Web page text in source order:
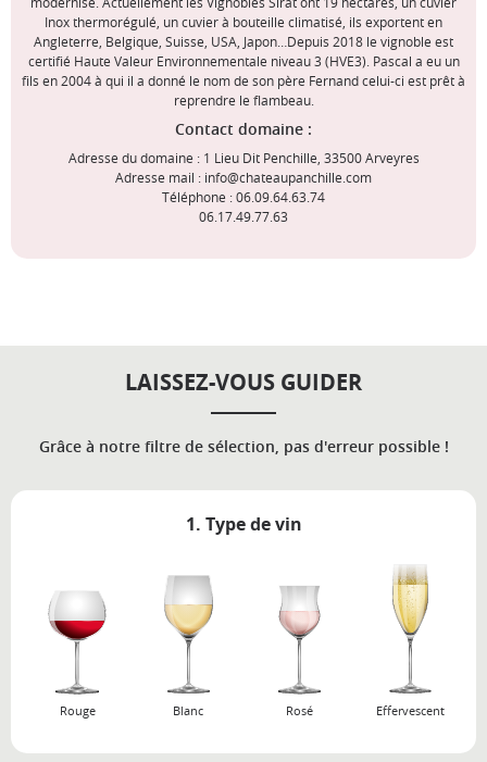
Inox thermorégulé, un cuvier à bouteille climatisé, ils exportent en
Angleterre, Belgique, Suisse, USA, Japon…Depuis 2018 le vignoble est
certifié Haute Valeur Environnementale niveau 3 (HVE3). Pascal a eu un
fils en 2004 à qui il a donné le nom de son père Fernand celui-ci est prêt à
reprendre le flambeau.
Contact domaine :
Adresse du domaine : 1 Lieu Dit Penchille, 33500 Arveyres
Adresse mail : info@chateaupanchille.com
Téléphone : 06.09.64.63.74
06.17.49.77.63
LAISSEZ-VOUS GUIDER
Grâce à notre filtre de sélection, pas d'erreur possible !
1. Type de vin
Rouge Blanc Rosé Effervescent